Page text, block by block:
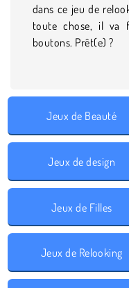
dans ce jeu de
toute chose, il va
boutons. Prêt(e) ?
Jeux de Beauté
Jeux de design
Jeux de Filles
Jeux de Relooking